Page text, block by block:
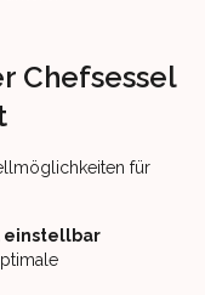
Chefsessel
für
einstellbar